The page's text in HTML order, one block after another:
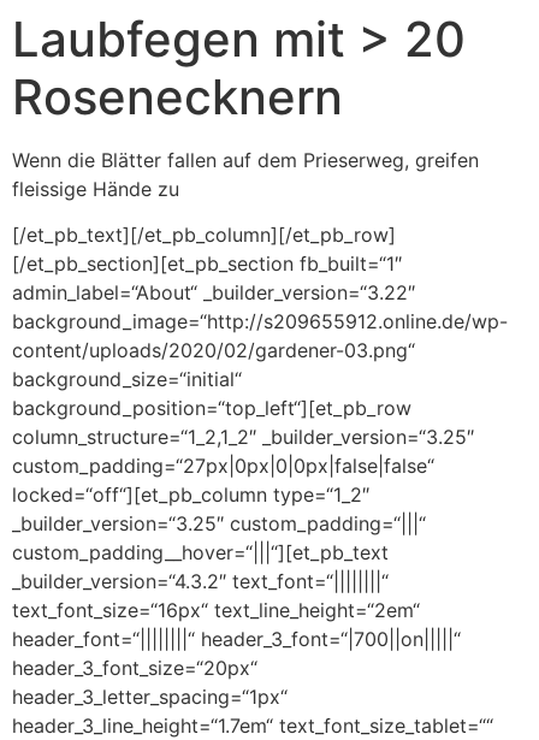
Laubfegen mit > 20
Rosenecknern
Wenn die Blätter fallen auf dem Prieserweg, greifen
fleissige Hände zu
[/et_pb_text][/et_pb_column][/et_pb_row]
[/et_pb_section][et_pb_section fb_built=“1″
admin_label=“About“ _builder_version=“3.22″
background_image=“http://s209655912.online.de/wp-
content/uploads/2020/02/gardener-03.png“
background_size=“initial“
background_position=“top_left“][et_pb_row
column_structure=“1_2,1_2″ _builder_version=“3.25″
custom_padding=“27px|0px|0|0px|false|false“
locked=“off“][et_pb_column type=“1_2″
_builder_version=“3.25″ custom_padding=“|||“
custom_padding__hover=“|||“][et_pb_text
_builder_version=“4.3.2″ text_font=“||||||||“
text_font_size=“16px“ text_line_height=“2em“
header_font=“||||||||“ header_3_font=“|700||on|||||“
header_3_font_size=“20px“
header_3_letter_spacing=“1px“
header_3_line_height=“1.7em“ text_font_size_tablet=““